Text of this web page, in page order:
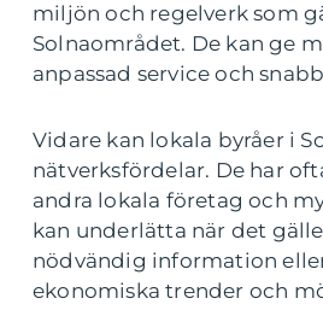
miljön och regelverk som
Solnaområdet. De kan ge
anpassad service och
Vidare kan lokala byråer i
nätverksfördelar. De har
andra lokala företag och
kan underlätta när det
nödvändig information
ekonomiska trender och